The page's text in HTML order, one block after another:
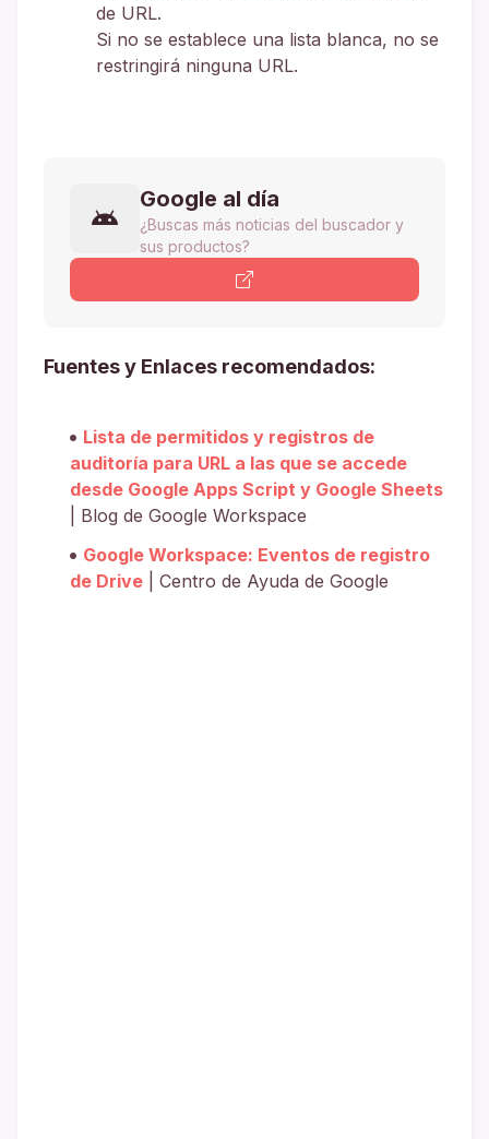
de URL.
Si no se establece una lista blanca, no se
restringirá ninguna URL.
Google al día
¿Buscas más noticias del buscador y
sus productos?
Fuentes y Enlaces recomendados:
Lista de permitidos y registros de
auditoría para URL a las que se accede
desde Google Apps Script y Google Sheets
| Blog de Google Workspace
Google Workspace: Eventos de registro
de Drive | Centro de Ayuda de Google